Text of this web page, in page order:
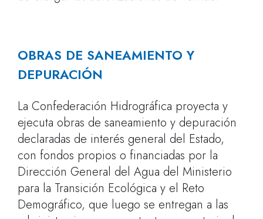
OBRAS DE SANEAMIENTO Y
DEPURACIÓN
La Confederación Hidrográfica proyecta y
ejecuta obras de saneamiento y depuración
declaradas de interés general del Estado,
con fondos propios o financiadas por la
Dirección General del Agua del Ministerio
para la Transición Ecológica y el Reto
Demográfico, que luego se entregan a las